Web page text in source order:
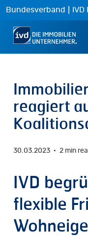
Skip
main
Bundesverband |
reagiert
30.03.2023 2 min
IVD
flexible